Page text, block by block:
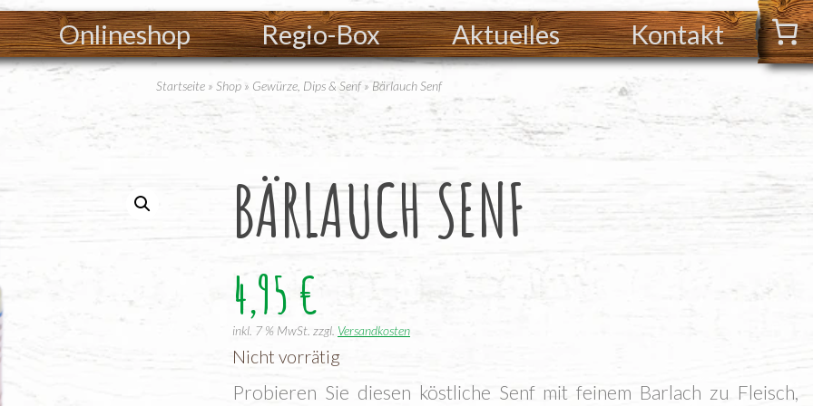
Onlineshop Regio-Box Aktuelles Kontakt
Startseite» Shop» Gewürze, Dips & Senf» Bärlauch Senf
BÄR­LAUCH SENF
4,95 €
inkl. 7 % MwSt. zzgl. Versandkosten
Nicht vorrätig
Pro­bie­ren Sie die­sen köst­li­che Senf mit fei­nem Bar­lach zu Fleisch,